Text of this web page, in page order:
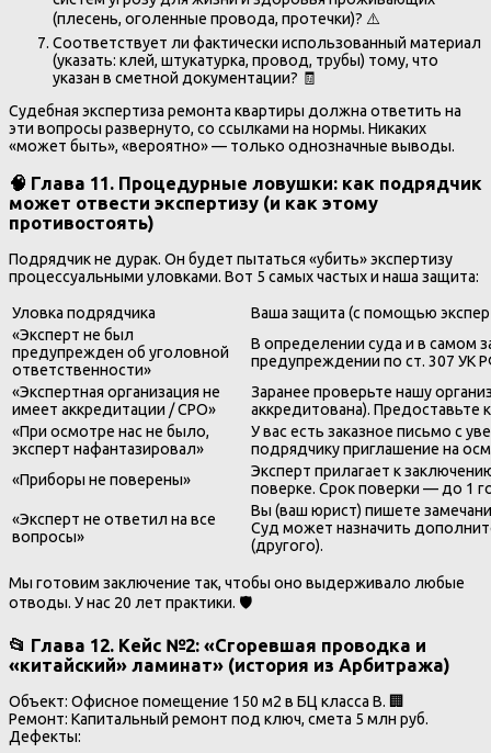
(плесень, оголенные провода, протечки)? ⚠️
Соответствует ли фактически использованный материал
(указать: клей, штукатурка, провод, трубы) тому, что
указан в сметной документации? 🧾
Судебная экспертиза ремонта квартиры должна ответить на
эти вопросы развернуто, со ссылками на нормы. Никаких
«может быть», «вероятно» — только однозначные выводы.
🧠 Глава 11. Процедурные ловушки: как подрядчик
может отвести экспертизу (и как этому
противостоять)
Подрядчик не дурак. Он будет пытаться «убить» экспертизу
процессуальными уловками. Вот 5 самых частых и наша защита:
Уловка подрядчика
Ваша защита (с помощью
«Эксперт не был
предупрежден об уголовной
ответственности»
В определении суда и в самом
предупреждении по ст. 307 УК
«Экспертная организация не
имеет аккредитации / СРО»
Заранее проверьте нашу
аккредитована). Предоставьте
«При осмотре нас не было,
эксперт нафантазировал»
У вас есть заказное письмо с
подрядчику приглашение на
«Приборы не поверены»
Эксперт прилагает к
поверке. Срок поверки — до 1
«Эксперт не ответил на все
вопросы»
Вы (ваш юрист) пишете
Суд может назначить
(другого).
Мы готовим заключение так, чтобы оно выдерживало любые
отводы. У нас 20 лет практики. 🛡️
📂 Глава 12. Кейс №2: «Сгоревшая проводка и
«китайский» ламинат» (история из Арбитража)
Объект: Офисное помещение 150 м2 в БЦ класса В. 🏢
Ремонт: Капитальный ремонт под ключ, смета 5 млн руб.
Дефекты: